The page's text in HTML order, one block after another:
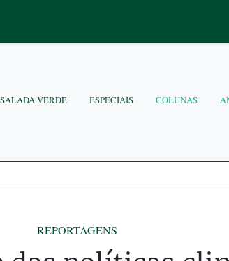
SALADA VERDE ESPECIAIS COLUNAS
REPORTAGENS